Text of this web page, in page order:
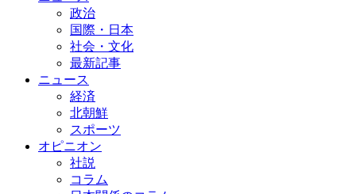
政治
国際・日本
社会・文化
最新記事
ニュース
経済
北朝鮮
スポーツ
オピニオン
社説
コラム